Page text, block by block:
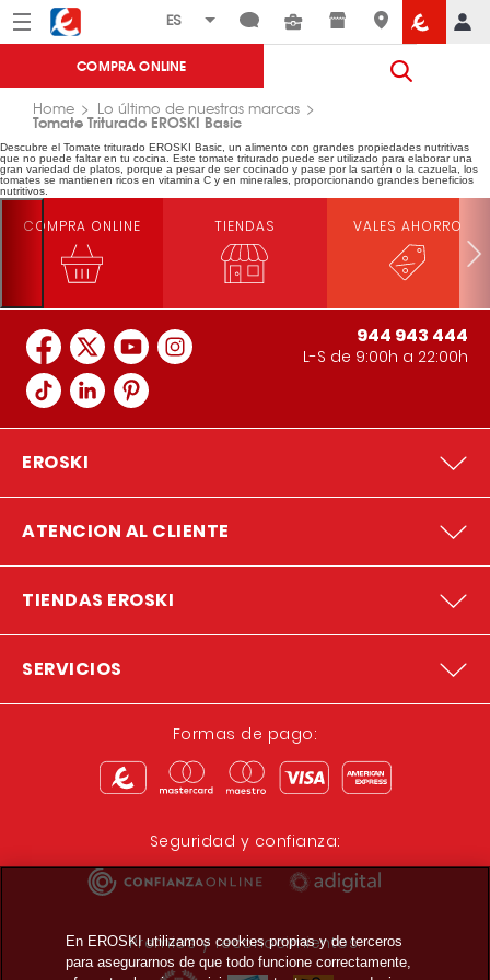
Menú Eroski
COMPRA ONLINE
Home Lo último de nuestras marcas
Tomate Triturado EROSKI Basic
Descubre el Tomate triturado EROSKI Basic, un alimento con grandes propiedades nutritivas
que no puede faltar en tu cocina. Este tomate triturado puede ser utilizado para elaborar una
gran variedad de platos, porque a pesar de ser cocinado y pase por la sartén o la cazuela, los
tomates se mantienen ricos en vitamina C y en minerales, proporcionando grandes beneficios
nutritivos.
COMPRA ONLINE TIENDAS VALES AHORRO
944 943 444
L-S de 9:00h a 22:00h
EROSKI
ATENCION AL CLIENTE
TIENDAS EROSKI
SERVICIOS
Formas de pago:
Seguridad y confianza:
Premios y reconocimientos:
En EROSKI utilizamos cookies propias y de terceros
para asegurarnos de que todo funcione correctamente,